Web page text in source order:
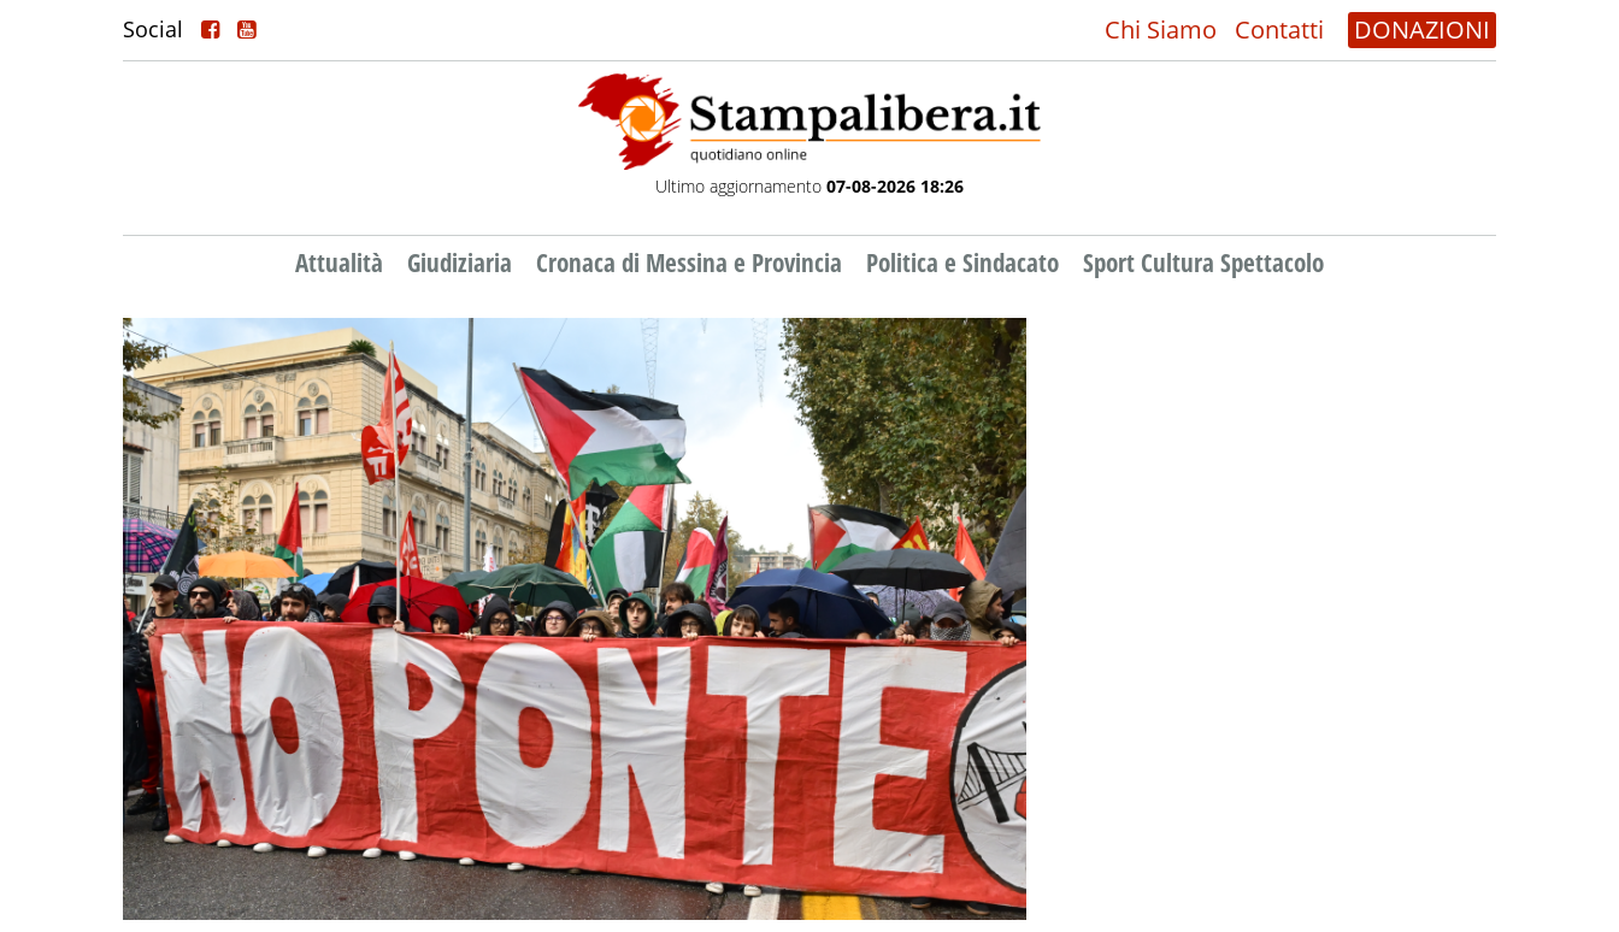
Social Chi Siamo Contatti DONAZIONI
Ultimo aggiornamento 07-08-2026 18:26
Attualità Giudiziaria Cronaca di Messina e Provincia Politica e Sindacato Sport Cultura Spettacolo